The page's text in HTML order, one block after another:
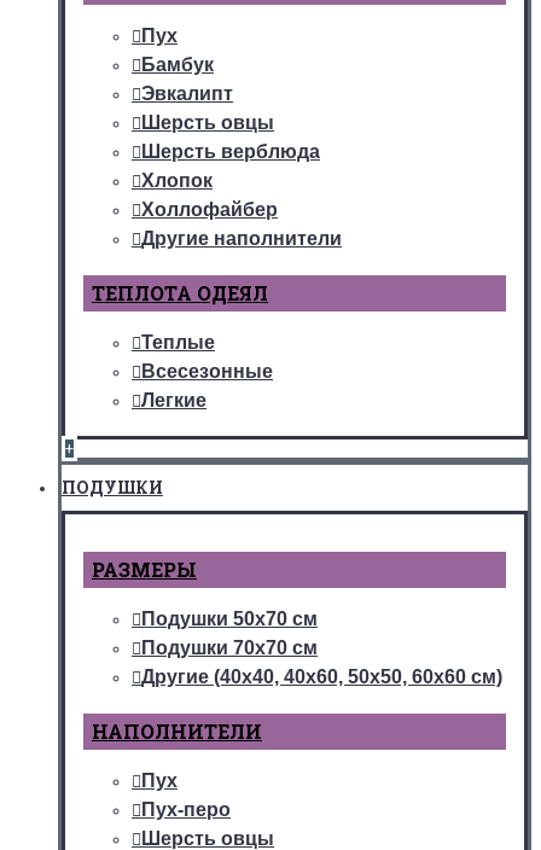
Пух
Бамбук
Эвкалипт
Шерсть овцы
Шерсть верблюда
Хлопок
Холлофайбер
Другие наполнители
ТЕПЛОТА ОДЕЯЛ
Теплые
Всесезонные
Легкие
+
ПОДУШКИ
РАЗМЕРЫ
Подушки 50х70 см
Подушки 70х70 см
Другие (40х40, 40х60, 50х50, 60х60 см)
НАПОЛНИТЕЛИ
Пух
Пух-перо
Шерсть овцы